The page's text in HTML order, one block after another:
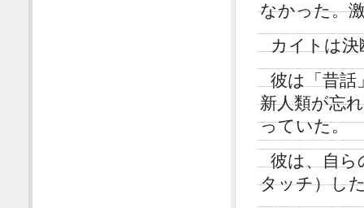
なかった。
カイトは決
彼は「昔話
新人類が忘
っていた。
彼は、自ら
タッチ）し